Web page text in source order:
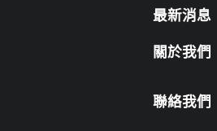
最新消息
關於我們
聯絡我們